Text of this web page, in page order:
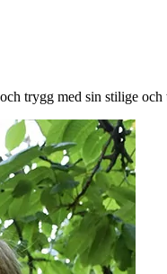
trygg med sin stilige och